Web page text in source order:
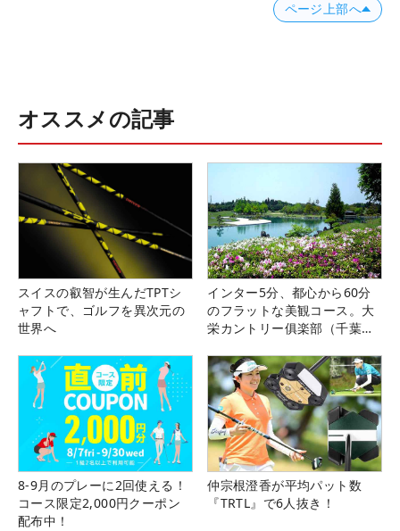
ページ上部へ
オススメの記事
スイスの叡智が生んだTPTシ
ャフトで、ゴルフを異次元の
世界へ
インター5分、都心から60分
のフラットな美観コース。大
栄カントリー俱楽部（千葉
8-9月のプレーに2回使える！
コース限定2,000円クーポン
配布中！
仲宗根澄香が平均パット数
『TRTL』で6人抜き！